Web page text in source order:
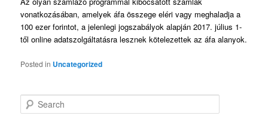
vonatkozásában, amelyek áfa összege eléri vagy meghaladja a
100 ezer forintot, a jelenlegi jogszabályok alapján 2017. július 1-
től online adatszolgáltatásra lesznek kötelezettek az áfa alanyok.
Posted in Uncategorized
e